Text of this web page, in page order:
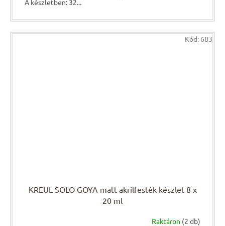
A készletben: 32...
KREUL SOLO GOYA matt akrilfesték készlet 8 x
20 ml
Raktáron (2 db)
Kód: 683